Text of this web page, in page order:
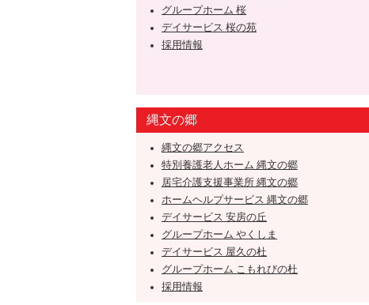
グループホーム 桜
デイサービス 桜の苑
採用情報
縄文の郷
縄文の郷アクセス
特別養護老人ホーム 縄文の郷
居宅介護支援事業所 縄文の郷
ホームヘルプサービス 縄文の郷
デイサービス 安房の丘
グループホーム やくしま
デイサービス 屋久の杜
グループホーム こもれびの杜
採用情報